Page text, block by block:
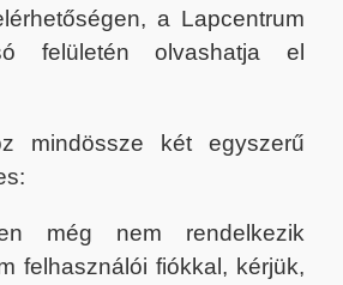
a Lapcentrum
felületén olvashatja el
mindössze két egyszerű
még nem rendelkezik
felhasználói fiókkal, kérjük,